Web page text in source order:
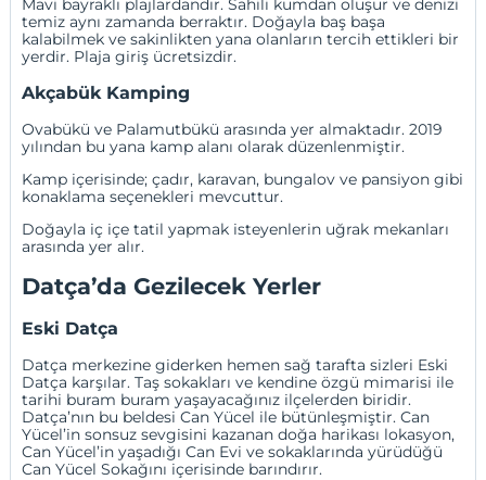
Mavi bayraklı plajlardandır. Sahili kumdan oluşur ve denizi
temiz aynı zamanda berraktır. Doğayla baş başa
kalabilmek ve sakinlikten yana olanların tercih ettikleri bir
yerdir. Plaja giriş ücretsizdir.
Akçabük Kamping
Ovabükü ve Palamutbükü arasında yer almaktadır. 2019
yılından bu yana kamp alanı olarak düzenlenmiştir.
Kamp içerisinde; çadır, karavan, bungalov ve pansiyon gibi
konaklama seçenekleri mevcuttur.
Doğayla iç içe tatil yapmak isteyenlerin uğrak mekanları
arasında yer alır.
Datça’da Gezilecek Yerler
Eski Datça
Datça merkezine giderken hemen sağ tarafta sizleri Eski
Datça karşılar. Taş sokakları ve kendine özgü mimarisi ile
tarihi buram buram yaşayacağınız ilçelerden biridir.
Datça’nın bu beldesi Can Yücel ile bütünleşmiştir. Can
Yücel’in sonsuz sevgisini kazanan doğa harikası lokasyon,
Can Yücel’in yaşadığı Can Evi ve sokaklarında yürüdüğü
Can Yücel Sokağını içerisinde barındırır.